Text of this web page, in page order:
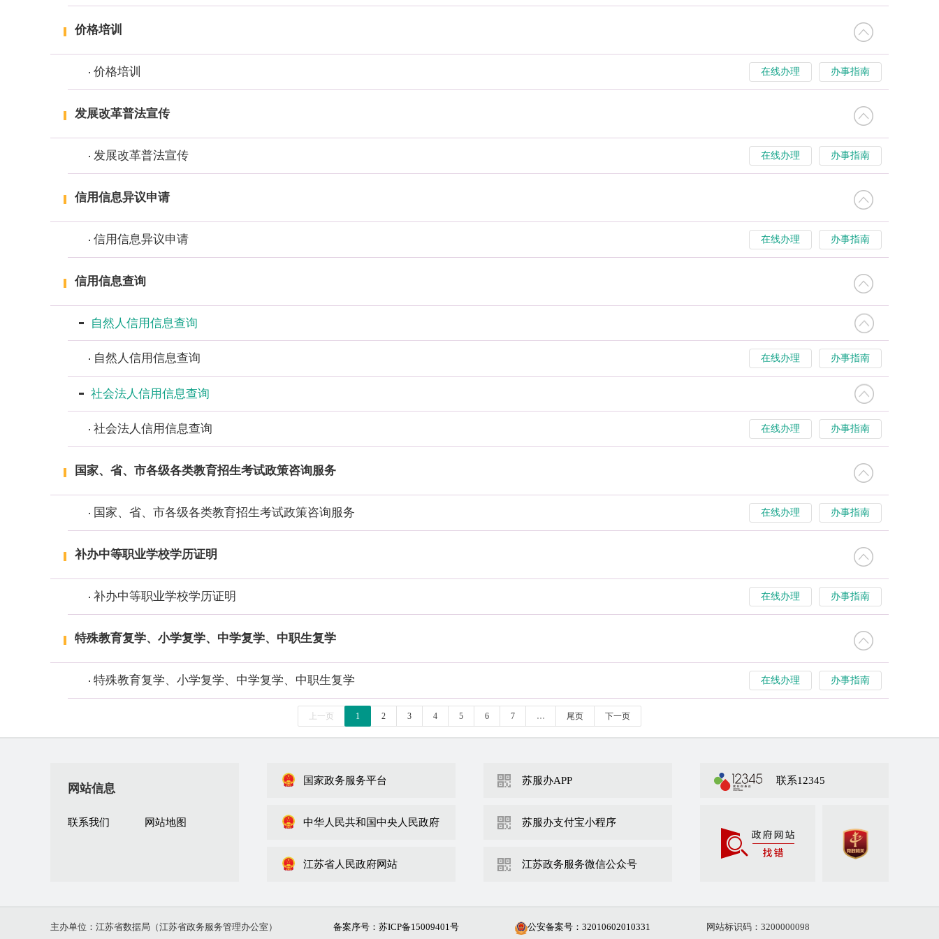
价格培训
价格培训 在线办理 办事指南
发展改革普法宣传
发展改革普法宣传 在线办理 办事指南
信用信息异议申请
信用信息异议申请 在线办理 办事指南
信用信息查询
自然人信用信息查询
自然人信用信息查询 在线办理 办事指南
社会法人信用信息查询
社会法人信用信息查询 在线办理 办事指南
国家、省、市各级各类教育招生考试政策咨询服务
国家、省、市各级各类教育招生考试政策咨询服务 在线办理 办事指南
补办中等职业学校学历证明
补办中等职业学校学历证明 在线办理 办事指南
特殊教育复学、小学复学、中学复学、中职生复学
特殊教育复学、小学复学、中学复学、中职生复学 在线办理 办事指南
上一页 1 2 3 4 5 6 7 … 尾页 下一页
网站信息
联系我们 网站地图
国家政务服务平台
中华人民共和国中央人民政府
江苏省人民政府网站
苏服办APP
苏服办支付宝小程序
江苏政务服务微信公众号
联系12345
主办单位：江苏省数据局（江苏省政务服务管理办公室） 备案序号：苏ICP备15009401号 公安备案号： 32010602010331 网站标识码：3200000098